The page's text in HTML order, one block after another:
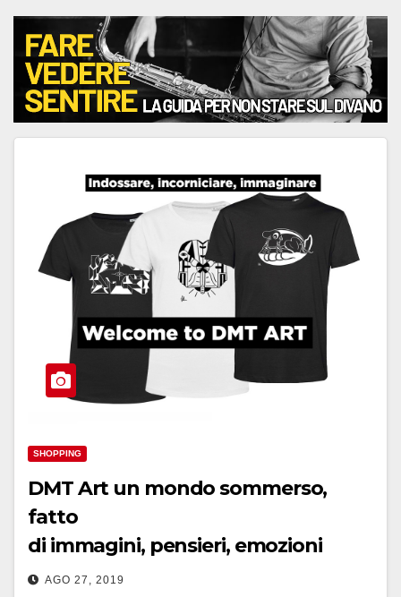
SHOPPING
DMT Art un mondo sommerso,
fatto
di immagini, pensieri, emozioni
AGO 27, 2019